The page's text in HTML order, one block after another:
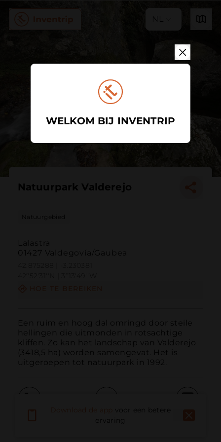
NL
Natuurpark Valderejo
Natuurgebied
Lalastra
01427 Valdegovía/Gaubea
Een ruim en hoog dal omringd door steile
hellingen die uitmonden in rotsachtige
kliffen. Zo kan het landschap van Valderejo
(3418,5 ha) worden samengevat. Het is
uitgeroepen tot natuurpark in 1992.
E-mail
voor een betere
ervaring
WELKOM BIJ INVENTRIP